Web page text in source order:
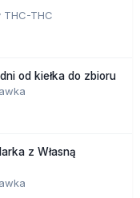
THC-THC
od kiełka do zbioru
z Własną